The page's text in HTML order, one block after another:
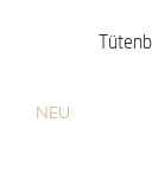
NEU